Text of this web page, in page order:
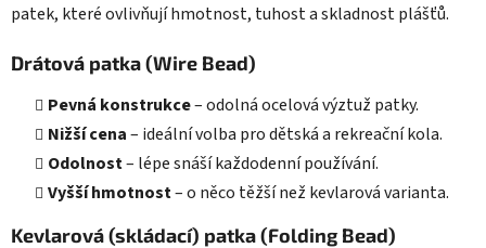
patek, které ovlivňují hmotnost, tuhost a skladnost plášťů.
Drátová patka (Wire Bead)
Pevná konstrukce– odolná ocelová výztuž patky.
Nižší cena– ideální volba pro dětská a rekreační kola.
Odolnost– lépe snáší každodenní používání.
Vyšší hmotnost– o něco těžší než kevlarová varianta.
Kevlarová (skládací) patka (Folding Bead)